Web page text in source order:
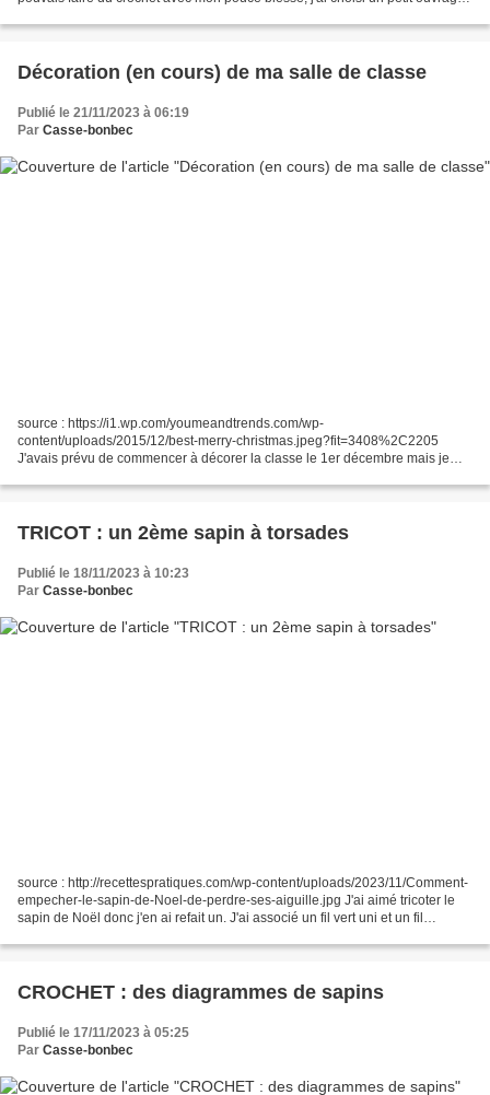
Décoration (en cours) de ma salle de classe
Publié le 21/11/2023 à 06:19
Par Casse-bonbec
source : https://i1.wp.com/youmeandtrends.com/wp-
content/uploads/2015/12/best-merry-christmas.jpeg?fit=3408%2C2205
J'avais prévu de commencer à décorer la classe le 1er décembre mais je
TRICOT : un 2ème sapin à torsades
Publié le 18/11/2023 à 10:23
Par Casse-bonbec
source : http://recettespratiques.com/wp-content/uploads/2023/11/Comment-
empecher-le-sapin-de-Noel-de-perdre-ses-aiguille.jpg J'ai aimé tricoter le
sapin de Noël donc j'en ai refait un. J'ai associé un fil vert uni et un fil
CROCHET : des diagrammes de sapins
Publié le 17/11/2023 à 05:25
Par Casse-bonbec